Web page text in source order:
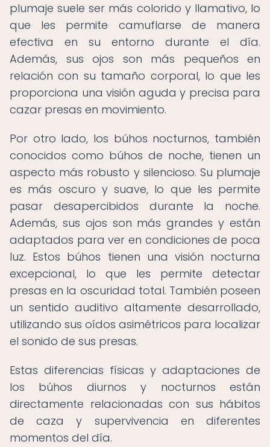
plumaje suele ser más colorido y llamativo, lo
que les permite camuflarse de manera
efectiva en su entorno durante el día.
Además, sus ojos son más pequeños en
relación con su tamaño corporal, lo que les
proporciona una visión aguda y precisa para
cazar presas en movimiento.
Por otro lado, los búhos nocturnos, también
conocidos como búhos de noche, tienen un
aspecto más robusto y silencioso. Su plumaje
es más oscuro y suave, lo que les permite
pasar desapercibidos durante la noche.
Además, sus ojos son más grandes y están
adaptados para ver en condiciones de poca
luz. Estos búhos tienen una visión nocturna
excepcional, lo que les permite detectar
presas en la oscuridad total. También poseen
un sentido auditivo altamente desarrollado,
utilizando sus oídos asimétricos para localizar
el sonido de sus presas.
Estas diferencias físicas y adaptaciones de
los búhos diurnos y nocturnos están
directamente relacionadas con sus hábitos
de caza y supervivencia en diferentes
momentos del día.